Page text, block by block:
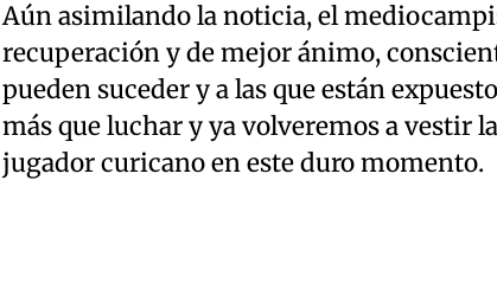
Aún asimilando la noticia, el
recuperación y de mejor ánimo,
pueden suceder y a las que están
más que luchar y ya volveremos a vestir
jugador curicano en este duro momento.